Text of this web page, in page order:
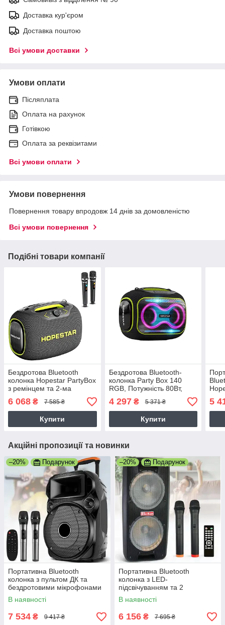
Доставка кур'єром
Доставка поштою
Всі умови доставки
Умови оплати
Післяплата
Оплата на рахунок
Готівкою
Оплата за реквізитами
Всі умови оплати
Умови повернення
Повернення товару впродовж 14 днів за домовленістю
Всі умови повернення
Подібні товари компанії
Бездротова Bluetooth
колонка Hopestar PartyBox
з ремінцем та 2-ма
мікрофонами, Потужність
120 Вт, 22000mAh,
37,6х22,6х27,5 см,
6 068 ₴ 7 585 ₴
Купити
Бездротова Bluetooth-
колонка Party Box 140
RGB, Потужність 80Вт,
12500mAh, 23,0х18,1х30,0
см, чорна
4 297₴ 5 371 ₴
Купити
5
Акційні пропозиції та новинки
–20% Подарунок
Портативна Bluetooth
колонка з пультом ДК та
бездротовими мікрофонами
100 Вт Su-Kam SU615
В наявності
7 534 ₴ 9 417 ₴
–20% Подарунок
Портативна Bluetooth
колонка з LED-
підсвічуванням та 2
мікрофонами 150 Вт Su-Kam
1010
В наявності
6 156 ₴ 7 695 ₴